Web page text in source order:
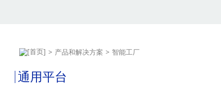
> 产品和解决方案 > 智能工厂
通用平台